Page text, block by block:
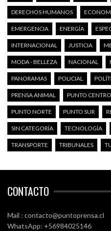
DERECHOS HUMANOS
EMERGENCIA ENERGÍA
INTERNACIONAL JUSTICIA
MODA - BELLEZA NACIONAL
PANORAMAS POLICIAL
PRENSA ANIMAL PUNTO CENTRO
PUNTO NORTE PUNTO SUR
SIN CATEGORÍA TECNOLOGÍA
TRANSPORTE TRIBUNALES
CONTACTO
Mail : contacto@puntoprensa.cl
WhatsApp: +56984025146